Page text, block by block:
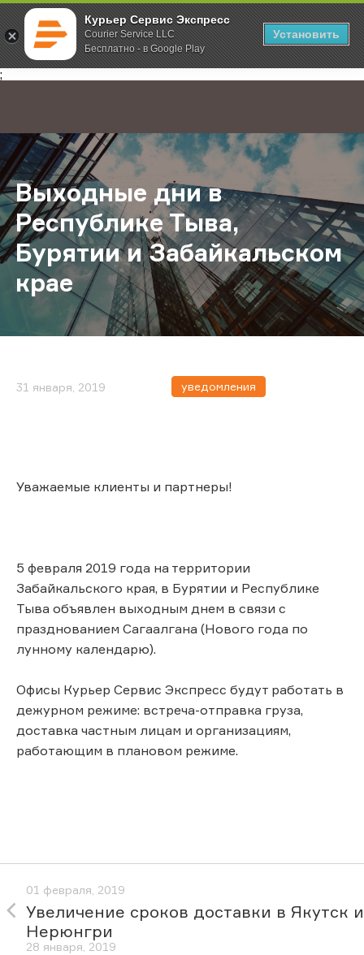
Курьер Сервис Экспресс
Courier Service LLC
Бесплатно - в Google Play
Установить
;
Главная О компании Новости Выходные дни в Республике
Выходные дни в
Республике Тыва,
Бурятии и Забайкальском
крае
31 января, 2019 уведомления
Уважаемые клиенты и партнеры!
5 февраля 2019 года на территории
Забайкальского края, в Бурятии и Республике
Тыва объявлен выходным днем в связи с
празднованием Сагаалгана (Нового года по
лунному календарю).
Офисы Курьер Сервис Экспресс будут работать в
дежурном режиме: встреча-отправка груза,
доставка частным лицам и организациям,
работающим в плановом режиме.
01 февраля, 2019
Увеличение сроков доставки в Якутск и
Нерюнгри
28 января, 2019